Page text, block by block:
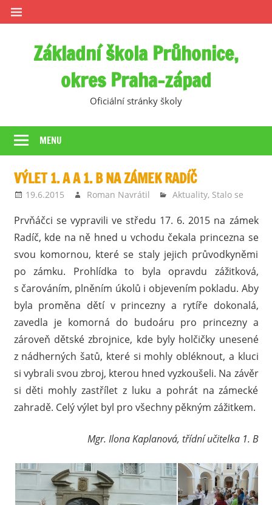
Skip
to
Základní škola Průhonice,
okres Praha-západ
Oficiální stránky školy
MENU
VÝLET 1. A A 1. B NA ZÁMEK RADÍČ
19.6.2015 Roman Navrátil Aktuality, Stalo se
Prvňáčci se vypravili ve středu 17. 6. 2015 na zámek
Radíč, kde na ně hned u vchodu čekala princezna se
svou komornou, které se staly jejich průvodkyněmi
po zámku. Prohlídka to byla opravdu zážitková,
s čarováním, plněním úkolů i objevením pokladu. Aby
byla proměna dětí v princezny a rytíře dokonalá,
zavedla je komorná do budoáru pro princezny a
zároveň dětské zbrojnice, kde byly holčičky unesené
z nádherných šatů, které si mohly obléknout, a kluci
si vybrali svou zbroj, kterou hned vyzkoušeli. Na závěr
si děti mohly zastřílet z luku a pohrát na zámecké
zahradě. Celý výlet byl pro všechny pěkným zážitkem.
Mgr. Ilona Kaplanová, třídní učitelka 1. B